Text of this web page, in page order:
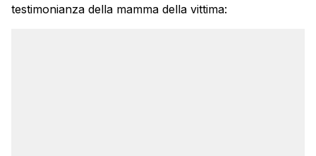
testimonianza della mamma della vittima: